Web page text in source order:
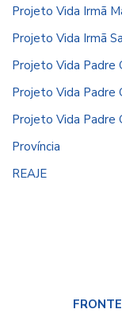
Projeto Vida Irmã
Projeto Vida Irmã
Projeto Vida Padre
Projeto Vida Padre
Projeto Vida Padre
Província
REAJE